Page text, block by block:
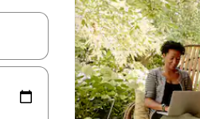
vitufe vya vishale vya juu na